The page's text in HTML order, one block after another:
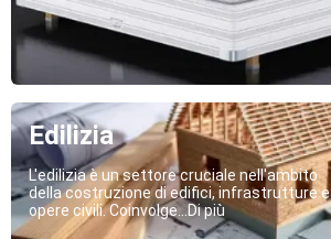
Edilizia
L'edilizia è un settore cruciale nell'ambito
della costruzione di edifici, infrastrutture e
opere civili. Coinvolge...Di più